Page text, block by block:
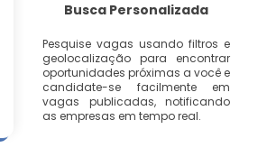
Busca Personalizada
Pesquise vagas usando filtros e
geolocalização para encontrar
oportunidades próximas a você e
candidate-se facilmente em
vagas publicadas, notificando
as empresas em tempo real.